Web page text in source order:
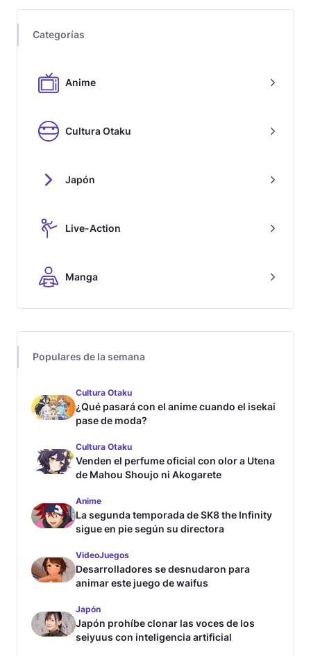
Categorías
Anime
Cultura Otaku
Japón
Live-Action
Manga
Populares de la semana
Cultura Otaku
¿Qué pasará con el anime cuando el isekai
pase de moda?
Cultura Otaku
Venden el perfume oficial con olor a Utena
de Mahou Shoujo ni Akogarete
Anime
La segunda temporada de SK8 the Infinity
sigue en pie según su directora
VideoJuegos
Desarrolladores se desnudaron para
animar este juego de waifus
Japón
Japón prohíbe clonar las voces de los
seiyuus con inteligencia artificial